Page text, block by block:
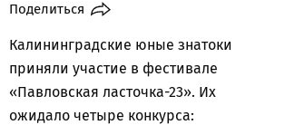
Поделиться
Калининградские юные знатоки
приняли участие в фестивале
«Павловская ласточка-23». Их
ожидало четыре конкурса: